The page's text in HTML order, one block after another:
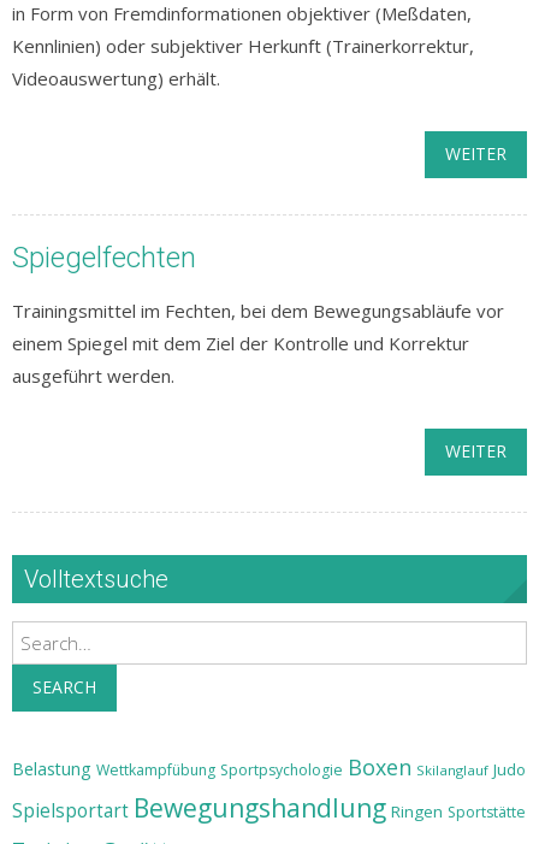
in Form von Fremdinformationen objektiver (Meßdaten,
Kennlinien) oder subjektiver Herkunft (Trainerkorrektur,
Videoauswertung) erhält.
WEITER
Spiegelfechten
Trainingsmittel im Fechten, bei dem Bewegungsabläufe vor
einem Spiegel mit dem Ziel der Kontrolle und Korrektur
ausgeführt werden.
WEITER
Volltextsuche
Search
SEARCH
Belastung Wettkampfübung Sportpsychologie Boxen Skilanglauf Judo
Spielsportart Bewegungshandlung Ringen Sportstätte